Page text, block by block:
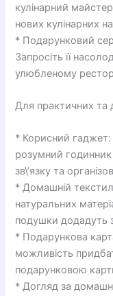
кулінарний
нових кулінарних
* Подарунковий
Запросіть її
улюбленому
Для практичних та
* Корисний
розумний
зв\’язку та
* Домашній
натуральних
подушки додадуть
* Подарункова
можливість
подарунковою
* Догляд за